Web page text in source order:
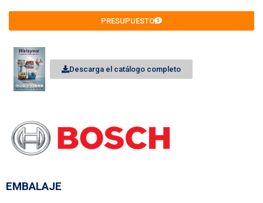
PRESUPUESTO
Descarga el catálogo completo
EMBALAJE